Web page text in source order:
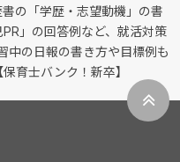
の「学歴・志望動機」の書
」の回答例など、就活対策
中の日報の書き方や目標例も
育士バンク！新卒】